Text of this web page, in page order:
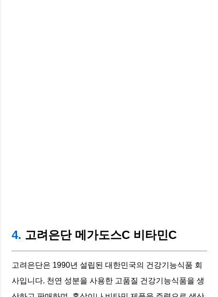
4. 고려은단 메가도스C 비타민C
고려은단은 1990년 설립된 대한민국의 건강기능식품 회
사입니다. 천연 성분을 사용한 고품질 건강기능식품을 생